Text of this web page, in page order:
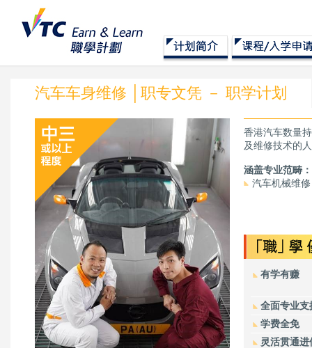
汽车车身维修 │职专文凭 － 职学计划
香港汽车数量
及维修技术的
涵盖专业范畴：
汽车机械维修
有学有赚
全面专业支
学费全免
灵活贯通进